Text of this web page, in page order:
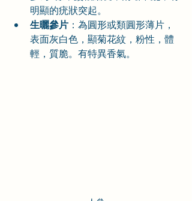
明顯的疣狀突起。
生曬參片 ：為圓形或類圓形薄片，
表面灰白色，顯菊花紋，粉性，體
輕，質脆。有特異香氣。